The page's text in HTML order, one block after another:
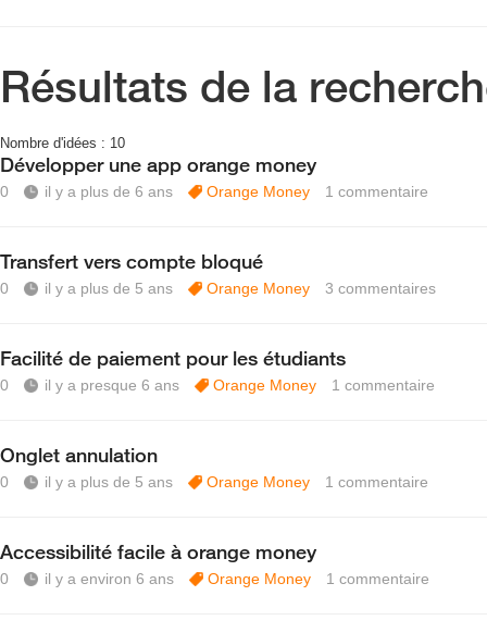
Résultats de la
Nombre d'idées : 10
Développer une app orange money
0 il y a plus de 6 ans Orange Money 1 commentaire
Transfert vers compte bloqué
0 il y a plus de 5 ans Orange Money 3 commentaires
Facilité de paiement pour les étudiants
0 il y a presque 6 ans Orange Money 1 commentaire
Onglet annulation
0 il y a plus de 5 ans Orange Money 1 commentaire
Accessibilité facile à orange money
0 il y a environ 6 ans Orange Money 1 commentaire